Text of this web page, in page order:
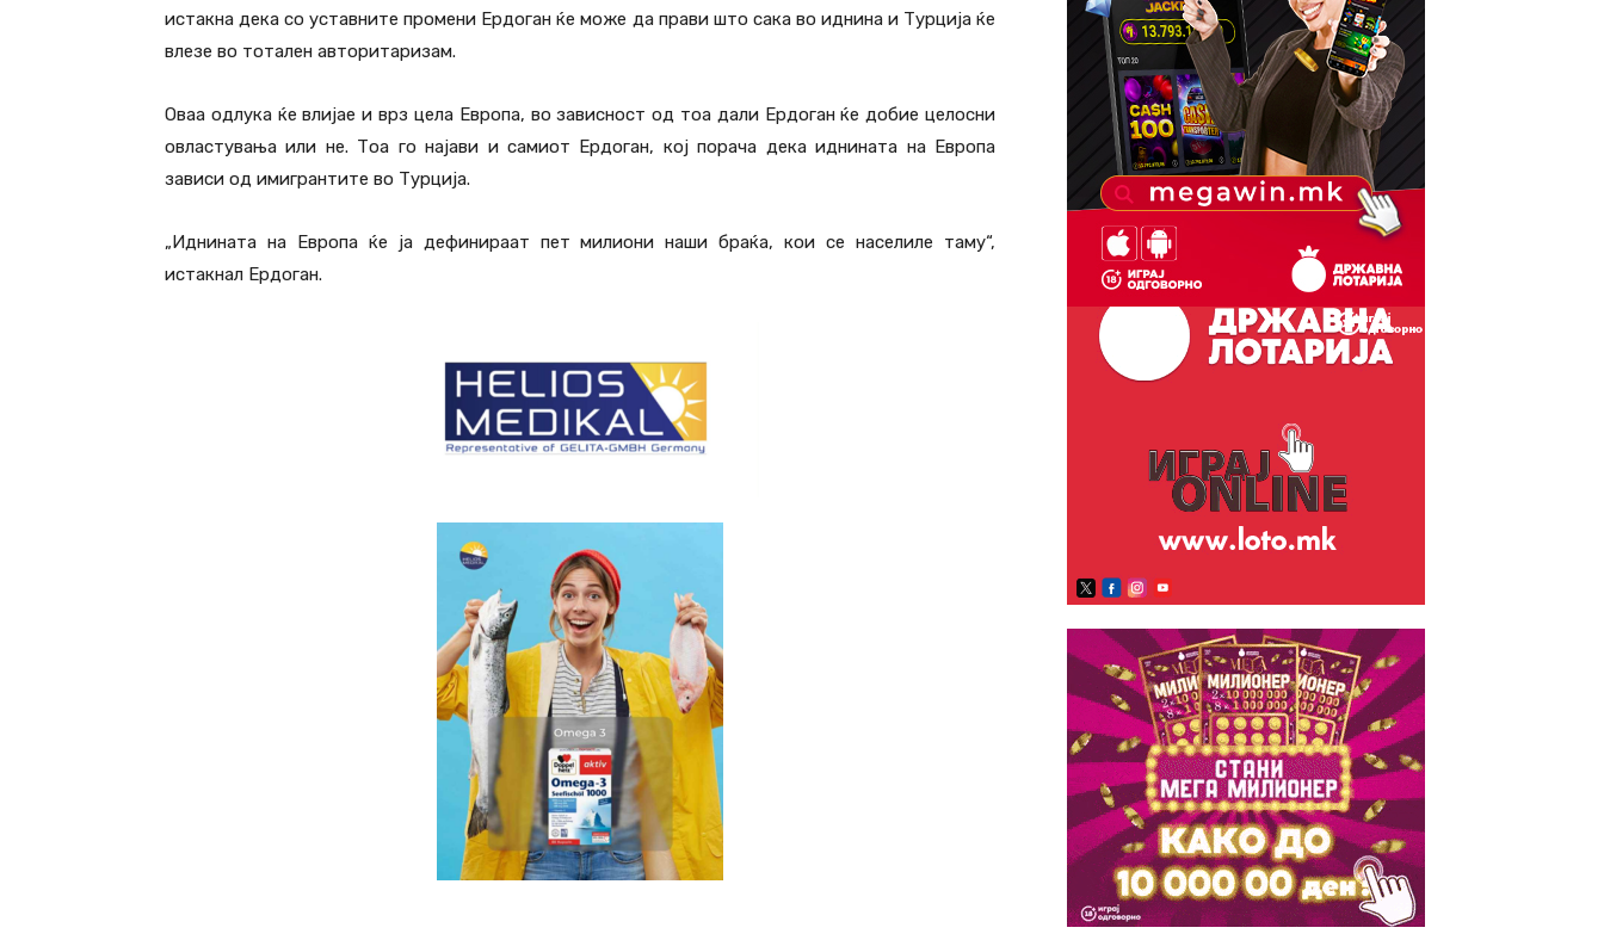
истакна дека со уставните промени Ердоган ќе може да прави што сака во иднина и Турција ќе
влезе во тотален авторитаризам.
Оваа одлука ќе влијае и врз цела Европа, во зависност од тоа дали Ердоган ќе добие целосни
овластувања или не. Тоа го најави и самиот Ердоган, кој порача дека иднината на Европа
зависи од имигрантите во Турција.
„Иднината на Европа ќе ја дефинираат пет милиони наши браќа, кои се населиле таму“,
истакнал Ердоган.